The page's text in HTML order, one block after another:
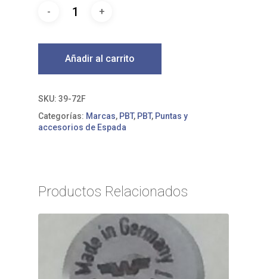
Añadir al carrito
SKU: 39-72F
Categorías: Marcas, PBT, PBT, Puntas y
accesorios de Espada
Productos Relacionados